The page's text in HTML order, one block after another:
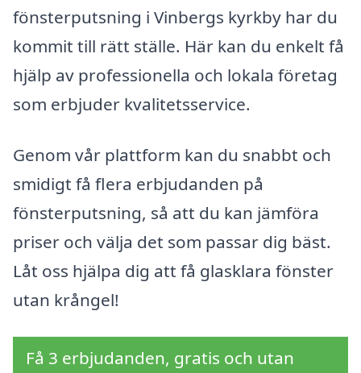
fönsterputsning i Vinbergs kyrkby har du
kommit till rätt ställe. Här kan du enkelt få
hjälp av professionella och lokala företag
som erbjuder kvalitetsservice.
Genom vår plattform kan du snabbt och
smidigt få flera erbjudanden på
fönsterputsning, så att du kan jämföra
priser och välja det som passar dig bäst.
Låt oss hjälpa dig att få glasklara fönster
utan krångel!
Få 3 erbjudanden, gratis och utan